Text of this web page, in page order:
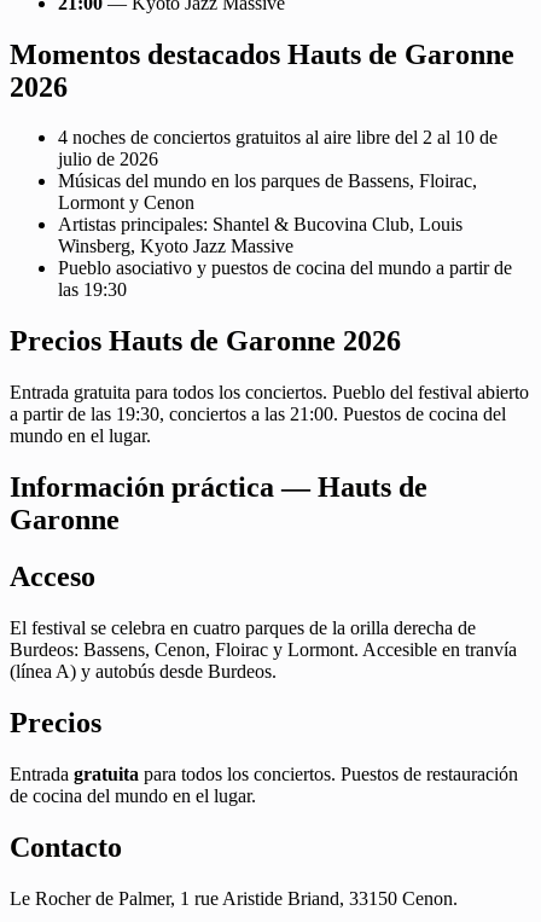
Momentos destacados Hauts de Garonne
2026
4 noches de conciertos gratuitos al aire libre del 2 al 10 de
julio de 2026
Músicas del mundo en los parques de Bassens, Floirac,
Lormont y Cenon
Artistas principales: Shantel & Bucovina Club, Louis
Winsberg, Kyoto Jazz Massive
Pueblo asociativo y puestos de cocina del mundo a partir de
las 19:30
Precios Hauts de Garonne 2026
Entrada gratuita para todos los conciertos. Pueblo del festival abierto
a partir de las 19:30, conciertos a las 21:00. Puestos de cocina del
mundo en el lugar.
Información práctica — Hauts de
Garonne
Acceso
El festival se celebra en cuatro parques de la orilla derecha de
Burdeos: Bassens, Cenon, Floirac y Lormont. Accesible en tranvía
(línea A) y autobús desde Burdeos.
Precios
Entrada gratuita para todos los conciertos. Puestos de restauración
de cocina del mundo en el lugar.
Contacto
Le Rocher de Palmer, 1 rue Aristide Briand, 33150 Cenon.